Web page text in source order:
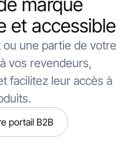
et accessible
une partie de votre
vos revendeurs,
facilitez leur accès à
portail B2B